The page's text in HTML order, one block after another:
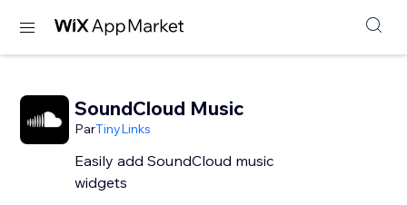
SoundCloud Music
ParTinyLinks
Easily add SoundCloud music
widgets